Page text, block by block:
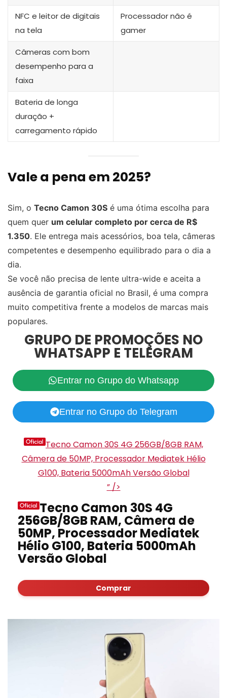
NFC e leitor de digitais
na tela
Processador não é
gamer
Câmeras com bom
desempenho para a
faixa
Bateria de longa
duração +
carregamento rápido
Vale a pena em 2025?
Sim, o Tecno Camon 30S é uma ótima escolha para
quem quer um celular completo por cerca de R$
1.350. Ele entrega mais acessórios, boa tela, câmeras
competentes e desempenho equilibrado para o dia a
dia.
Se você não precisa de lente ultra-wide e aceita a
ausência de garantia oficial no Brasil, é uma compra
muito competitiva frente a modelos de marcas mais
populares.
GRUPO DE PROMOÇÕES NO
WHATSAPP E TELEGRAM
Entrar no Grupo do Whatsapp
Entrar no Grupo do Telegram
Tecno Camon 30S 4G 256GB/8GB RAM,
Câmera de 50MP, Processador Mediatek Hélio
G100, Bateria 5000mAh Versão Global
” />
Tecno Camon 30S 4G
256GB/8GB RAM, Câmera de
50MP, Processador Mediatek
Hélio G100, Bateria 5000mAh
Versão Global
Comprar